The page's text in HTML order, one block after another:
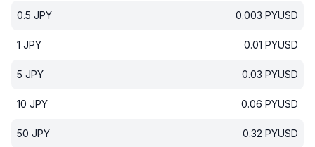
0.5 JPY 0.003 PYUSD
1 JPY 0.01 PYUSD
5 JPY 0.03 PYUSD
10 JPY 0.06 PYUSD
50 JPY 0.32 PYUSD